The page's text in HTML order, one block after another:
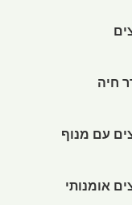
חיה
עם מנוף
אומנותי